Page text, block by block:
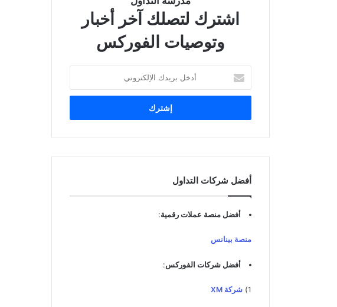
اشترك لتصلك آخر أخبار
وتوصيات الفوركس
خ
ب
د
ا
ل
ت
ي
أفضل شركات التداول
أفضل منصة عملات رقمية:
منصة بينانس
أفضل شركات الفوركس:
1) شركة XM